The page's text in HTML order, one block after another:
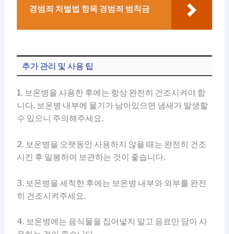
경범죄 처벌법 항목 경범죄 범칙금
추가 관리 및 사용 팁
1. 보온병을 사용한 후에는 항상 완전히 건조시켜야 합
니다. 보온병 내부에 물기가 남아있으면 냄새가 발생할
수 있으니 주의해주세요.
2. 보온병을 오랫동안 사용하지 않을 때는 완전히 건조
시킨 후 밀봉하여 보관하는 것이 좋습니다.
3. 보온병을 세척한 후에는 보온병 내부와 외부를 완전
히 건조시켜주세요.
4. 보온병에는 음식물을 집어넣지 말고 음료만 담아 사